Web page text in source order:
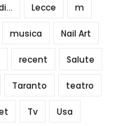
Lecce m
musica Nail Art
recent Salute
Taranto teatro
Tv Usa